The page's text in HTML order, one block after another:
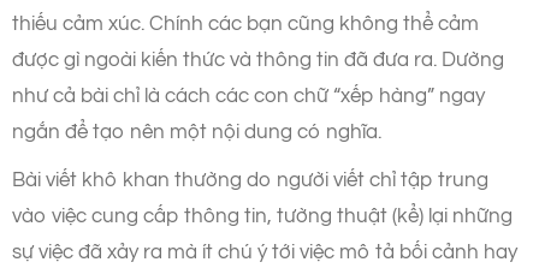
thiếu cảm xúc. Chính các bạn cũng không thể cảm
được gì ngoài kiến thức và thông tin đã đưa ra. Dường
như cả bài chỉ là cách các con chữ “xếp hàng” ngay
ngắn để tạo nên một nội dung có nghĩa.
Bài viết khô khan thường do người viết chỉ tập trung
vào việc cung cấp thông tin, tường thuật (kể) lại những
sự việc đã xảy ra mà ít chú ý tới việc mô tả bối cảnh hay